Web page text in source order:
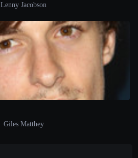
Lenny Jacobson
Giles Matthey